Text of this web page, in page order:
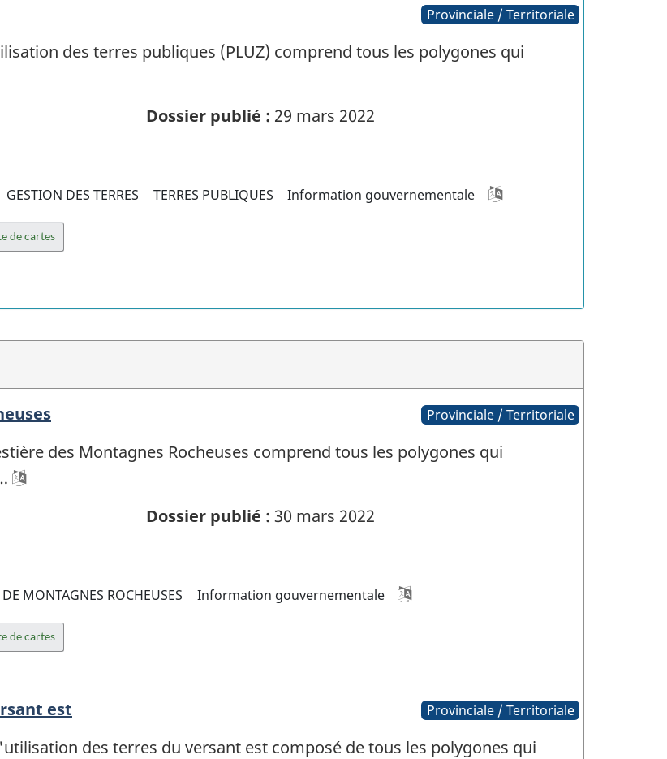
Provinciale / Territoriale
des terres publiques (PLUZ) comprend tous les polygones qui
Dossier publié : 29 mars 2022
GESTION DES TERRES TERRES PUBLIQUES Information gouvernementale
de cartes
Provinciale / Territoriale
des Montagnes Rocheuses comprend tous les polygones qui
Dossier publié : 30 mars 2022
DE MONTAGNES ROCHEUSES Information gouvernementale
de cartes
est Provinciale / Territoriale
des terres du versant est composé de tous les polygones qui